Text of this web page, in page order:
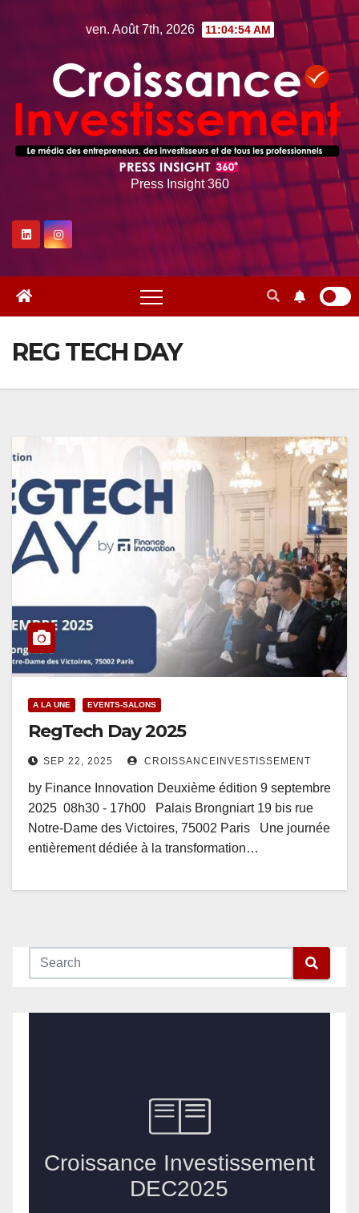
ven. Août 7th, 2026 11:04:55 AM
Press Insight 360
REG TECH DAY
A LA UNE EVENTS-SALONS
RegTech Day 2025
SEP 22, 2025 CROISSANCEINVESTISSEMENT
by Finance Innovation Deuxième édition 9 septembre
2025 08h30 - 17h00 Palais Brongniart 19 bis rue
Notre-Dame des Victoires, 75002 Paris Une journée
entièrement dédiée à la transformation…